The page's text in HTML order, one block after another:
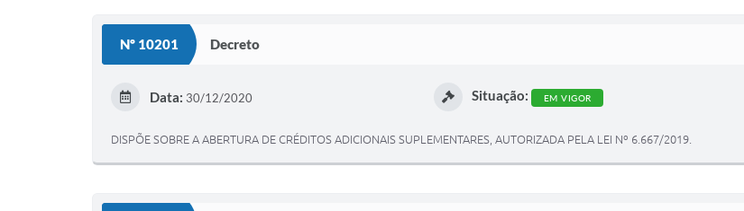
Nº 10201 Decreto
Data: 30/12/2020 Situação: EM VIGOR
DISPÕE SOBRE A ABERTURA DE CRÉDITOS ADICIONAIS SUPLEMENTARES, AUTORIZADA PELA LEI Nº 6.667/2019.